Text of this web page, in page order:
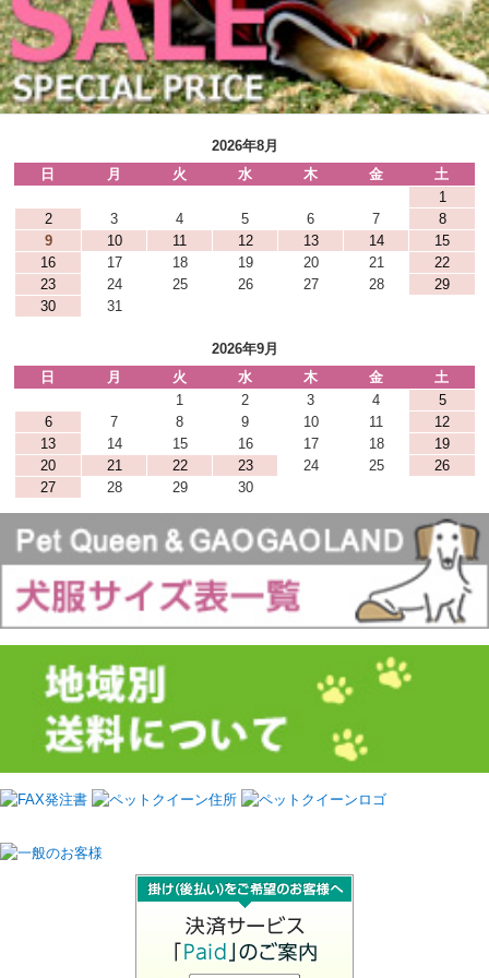
2026年8月
日
月 火 水 木 金
土
1
2
3 4 5 6 7
8
9
10 11 12 13 14
15
16
17 18 19 20 21
22
23
24 25 26 27 28
29
30
31
2026年9月
日
月 火 水 木 金
土
1
2 3 4
5
6
7 8 9 10 11
12
13
14 15 16 17 18
19
20
21 22 23 24 25
26
27
28 29 30